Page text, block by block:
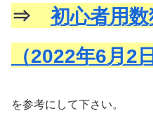
⇒初心者用
（2022年6月2日
を参考にして下さい。